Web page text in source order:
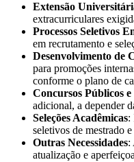
Extensão
extracurriculares
Processos Seletivos
em recrutamento e
Desenvolvimento de
para promoções
conforme o plano de
Concursos Públicos
adicional, a depender
Seleções Acadêmicas:
seletivos de mestrado
Outras Necessidades:
atualização e